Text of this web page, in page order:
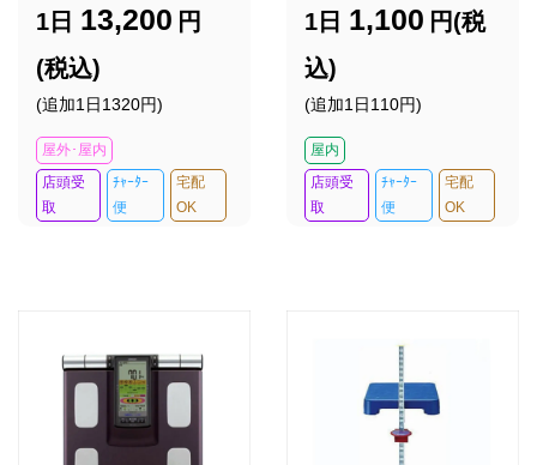
1日 13,200 円
(税込)
(追加1日1320円)
屋外･屋内
店頭受
取
ﾁｬｰﾀｰ
便
宅配
OK
1日 1,100 円(税
込)
(追加1日110円)
屋内
店頭受
取
ﾁｬｰﾀｰ
便
宅配
OK